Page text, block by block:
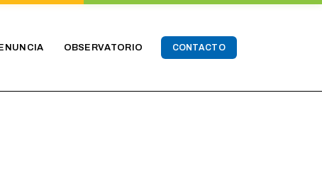
OBSERVATORIO CONTACTO